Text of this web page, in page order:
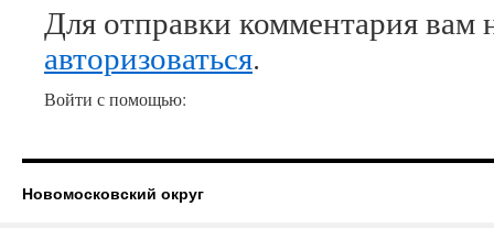
Для отправки комментария вам
авторизоваться.
Войти с помощью:
Новомосковский округ